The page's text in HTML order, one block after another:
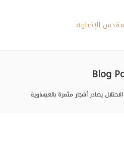
Blog
الاحتلال يصادر أشجار مثمرة بالعيساوية